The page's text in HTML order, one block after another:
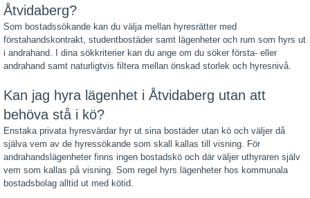
Åtvidaberg?
Som bostadssökande kan du välja mellan hyresrätter med
förstahandskontrakt, studentbostäder samt lägenheter och rum som hyrs ut
i andrahand. I dina sökkriterier kan du ange om du söker första- eller
andrahand samt naturligtvis filtera mellan önskad storlek och hyresnivå.
Kan jag hyra lägenhet i Åtvidaberg utan att
behöva stå i kö?
Enstaka privata hyresvärdar hyr ut sina bostäder utan kö och väljer då
själva vem av de hyressökande som skall kallas till visning. För
andrahandslägenheter finns ingen bostadskö och där väljer uthyraren själv
vem som kallas på visning. Som regel hyrs lägenheter hos kommunala
bostadsbolag alltid ut med kötid.